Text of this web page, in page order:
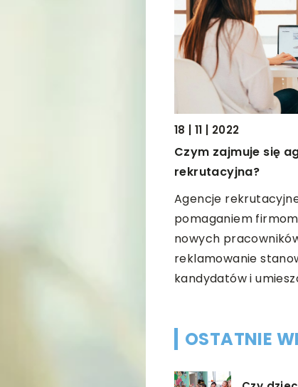
18 | 11 | 2022
Czym zajmuje się
rekrutacyjna?
Agencje
pomaganiem
nowych
reklamowanie
kandydatów i
OSTATNIE